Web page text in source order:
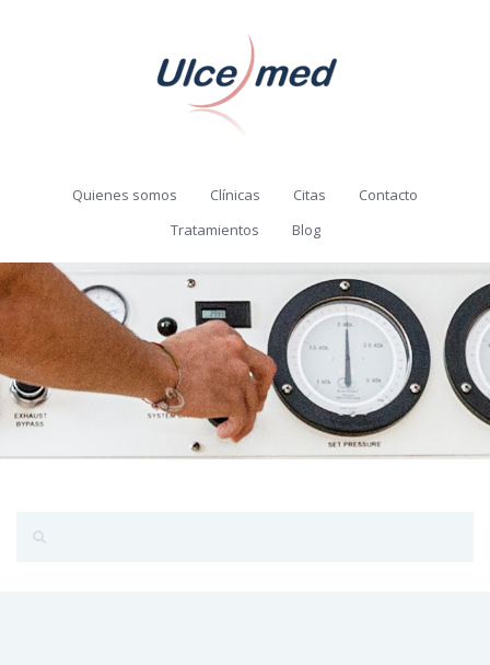
Quienes somos Clínicas Citas
Contacto
Tratamientos
Blog